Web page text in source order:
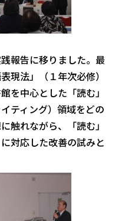
報告に移りました。最
現法」（１年次必修）
を中心とした「読む」
ティング）領域をどの
触れながら、「読む」
対応した改善の試みと